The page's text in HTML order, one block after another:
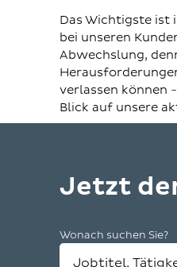
Das Wichtigste ist
bei unseren
Abwechslung,
verlassen können
Blick auf unsere
Jetzt
Wonach suchen Sie?